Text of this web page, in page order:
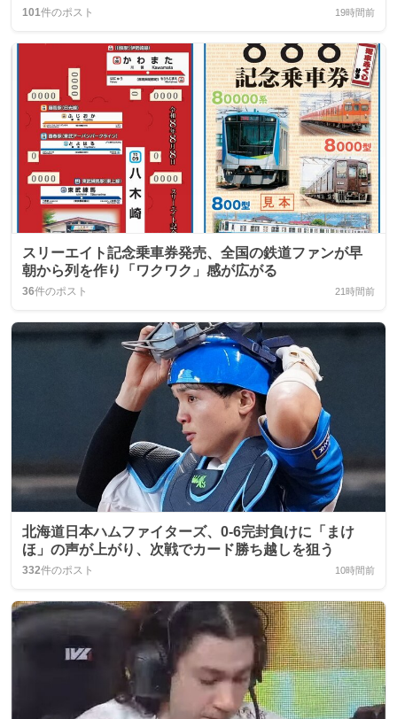
101件のポスト 19時間前
スリーエイト記念乗車券発売、全国の鉄道ファンが早
朝から列を作り「ワクワク」感が広がる
36件のポスト 21時間前
北海道日本ハムファイターズ、0-6完封負けに「まけ
ほ」の声が上がり、次戦でカード勝ち越しを狙う
332件のポスト 10時間前